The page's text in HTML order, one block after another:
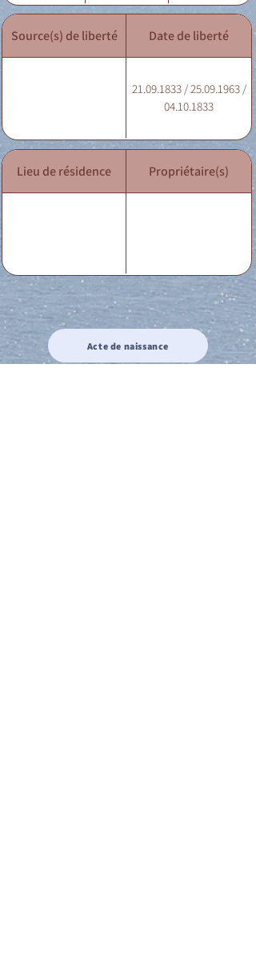
Source(s) de liberté Date de liberté
21.09.1833 / 25.09.1963 /
04.10.1833
Lieu de résidence Propriétaire(s)
Acte de naissance